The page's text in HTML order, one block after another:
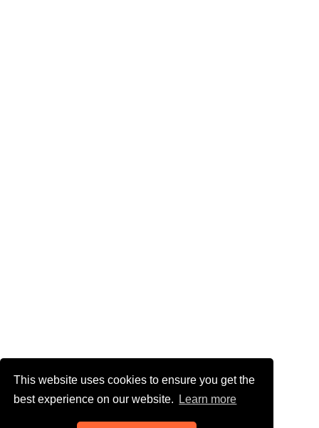
This website uses cookies to ensure you get the
best experience on our website.
Learn more